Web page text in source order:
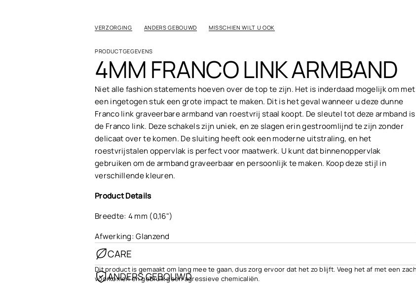
VERZORGING ANDERS GEBOUWD MISSCHIEN WILT U OOK
PRODUCTGEGEVENS
4MM FRANCO LINK ARMBAND
Niet alle fashion statements hoeven over de top te zijn. Het is inderdaad mogelijk om met
een ingetogen stuk een grote impact te maken. Dit is het geval wanneer u deze dunne
Franco link graveerbare armband van roestvrij staal koopt. De sleutel tot deze armband is
de Franco link. Deze schakels zijn uniek, en ze slagen erin gestroomlijnd te zijn zonder
delicaat over te komen. De sluiting heeft ook een moderne uitstraling, en het
roestvrijstalen oppervlak is perfect voor maatwerk. U kunt dat binnenoppervlak
gebruiken om de armband graveerbaar en persoonlijk te maken. Koop deze stijl in
verschillende kleuren.
Product Details
Breedte: 4 mm (0,16")
Afwerking: Glanzend
CARE
Dit product is gemaakt om lang mee te gaan, dus zorg ervoor dat het zo blijft. Veeg het af met een
voorkomen en gebruik geen agressieve chemicaliën.
ANDERS GEBOUWD